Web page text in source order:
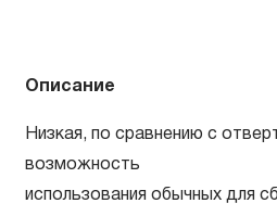
Описание
Низкая, по сравнению с
возможность
использования обычных для
ГАРАНТИЙНЫЕ